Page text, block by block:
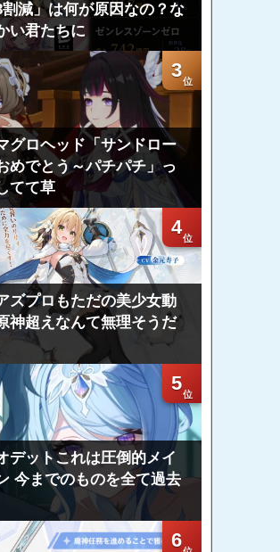
減」は何が原因なの？な
い君たちに
3
グロヘッド「サンドロー
めでとう～パチパチ」っ
てて草
4
ズプロもただの美少女動
神超えなんて無理そうだ
5
デットこれは圧倒的メイ
今までのものを全て過去
6